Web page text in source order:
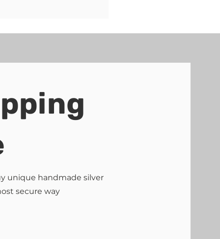
unique handmade silver
secure way